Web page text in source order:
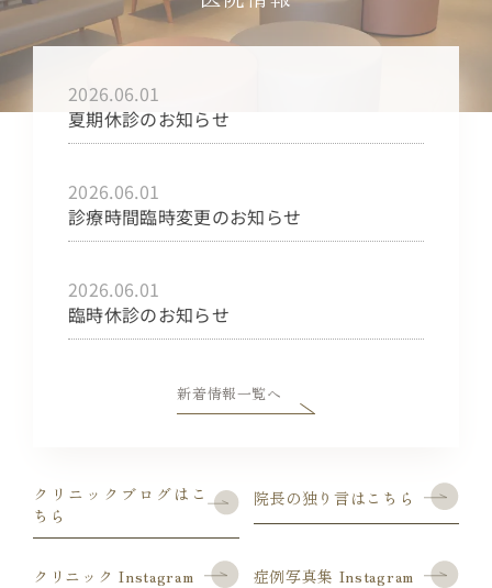
2026.06.01
夏期休診のお知らせ
2026.06.01
診療時間臨時変更のお知らせ
2026.06.01
臨時休診のお知らせ
新着情報一覧へ
クリニックブログはこ
ちら
院長の独り言はこちら
クリニック Instagram 症例写真集 Instagram